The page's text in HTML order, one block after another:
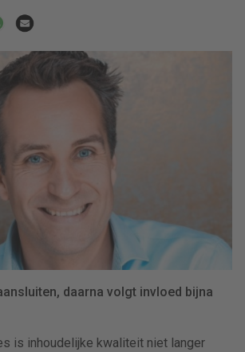
daarna volgt invloed bijna
is inhoudelijke kwaliteit niet langer